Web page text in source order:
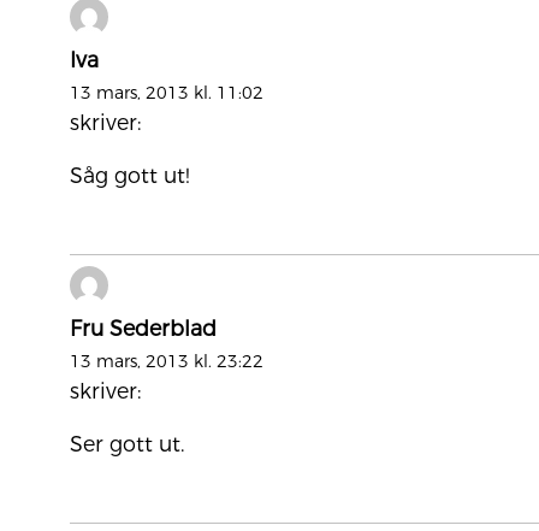
Iva
13 mars, 2013 kl. 11:02
skriver:
Såg gott ut!
Fru Sederblad
13 mars, 2013 kl. 23:22
skriver:
Ser gott ut.